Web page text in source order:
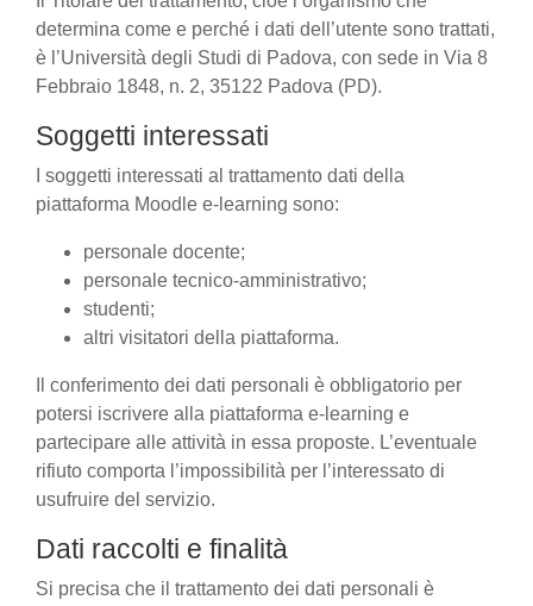
determina come e perché i dati dell’utente sono trattati,
è l’Università degli Studi di Padova, con sede in Via 8
Febbraio 1848, n. 2, 35122 Padova (PD).
Soggetti interessati
I soggetti interessati al trattamento dati della
piattaforma Moodle e-learning sono:
personale docente;
personale tecnico-amministrativo;
studenti;
altri visitatori della piattaforma.
Il conferimento dei dati personali è obbligatorio per
potersi iscrivere alla piattaforma e-learning e
partecipare alle attività in essa proposte. L’eventuale
rifiuto comporta l’impossibilità per l’interessato di
usufruire del servizio.
Dati raccolti e finalità
Si precisa che il trattamento dei dati personali è